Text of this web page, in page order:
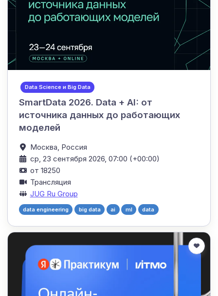
Data Science и Big Data
SmartData 2026. Data + AI: от
источника данных до работающих
моделей
Москва, Россия
ср, 23 сентября 2026, 07:00 (+00:00)
от 18250
Трансляция
JUG Ru Group
data engineering big data ai ml data